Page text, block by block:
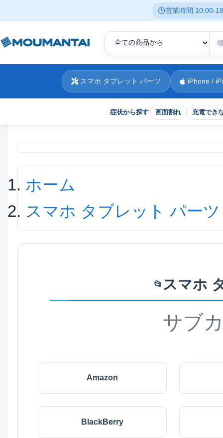
営業時間 10:00-
症状から探す 画面割れ 充電でき
スマホ タブレット パーツ iPhone /
現在位置
ホーム
スマホ タブレット パーツ
📂 スマホ
サブ
Amazon
BlackBerry